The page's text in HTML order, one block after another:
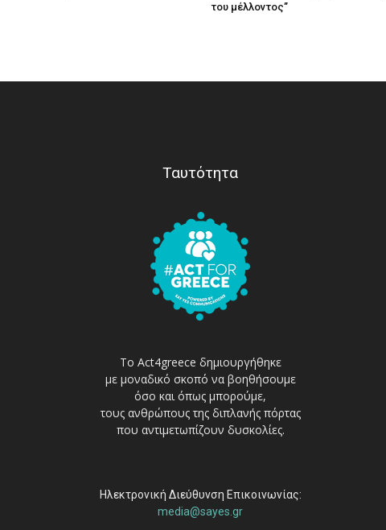
του μέλλοντος’’
Ταυτότητα
Το Act4greece δημιουργήθηκε
με μοναδικό σκοπό να βοηθήσουμε
όσο και όπως μπορούμε,
τους ανθρώπους της διπλανής πόρτας
που αντιμετωπίζουν δυσκολίες.
Ηλεκτρονική Διεύθυνση Επικοινωνίας:
media@sayes.gr